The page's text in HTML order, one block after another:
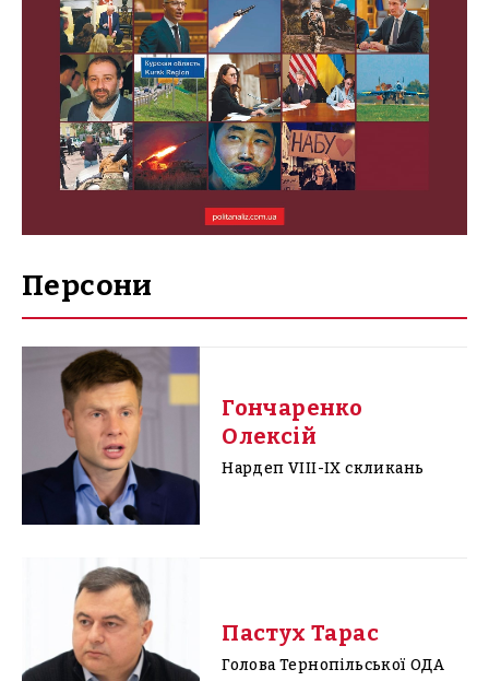
Персони
Гончаренко
Олексій
Нардеп VIII-IX скликань
Пастух Тарас
Голова Тернопільської ОДА